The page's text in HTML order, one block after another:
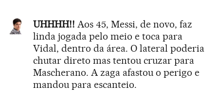
UHHHH!! Aos 45, Messi, de novo, faz
linda jogada pelo meio e toca para
Vidal, dentro da área. O lateral poderia
chutar direto mas tentou cruzar para
Mascherano. A zaga afastou o perigo e
mandou para escanteio.